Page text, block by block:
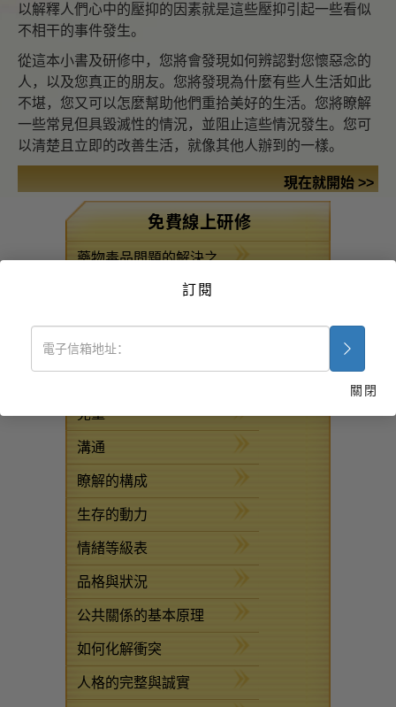
以解釋人們心中的壓抑的因素就是這些壓抑引起一些看似
不相干的事件發生。
從這本小書及研修中，您將會發現如何辨認對您懷惡念的
人，以及您真正的朋友。您將發現為什麼有些人生活如此
不堪，您又可以怎麼幫助他們重拾美好的生活。您將瞭解
一些常見但具毀滅性的情況，並阻止這些情況發生。您可
以清楚且立即的改善生活，就像其他人辦到的一樣。
現在就開始 >>
免費線上研修
藥物毒品問題的解決之
組織的基本原理
兒童
溝通
瞭解的構成
生存的動力
情緒等級表
品格與狀況
公共關係的基本原理
如何化解衝突
人格的完整與誠實
訂閱
關閉